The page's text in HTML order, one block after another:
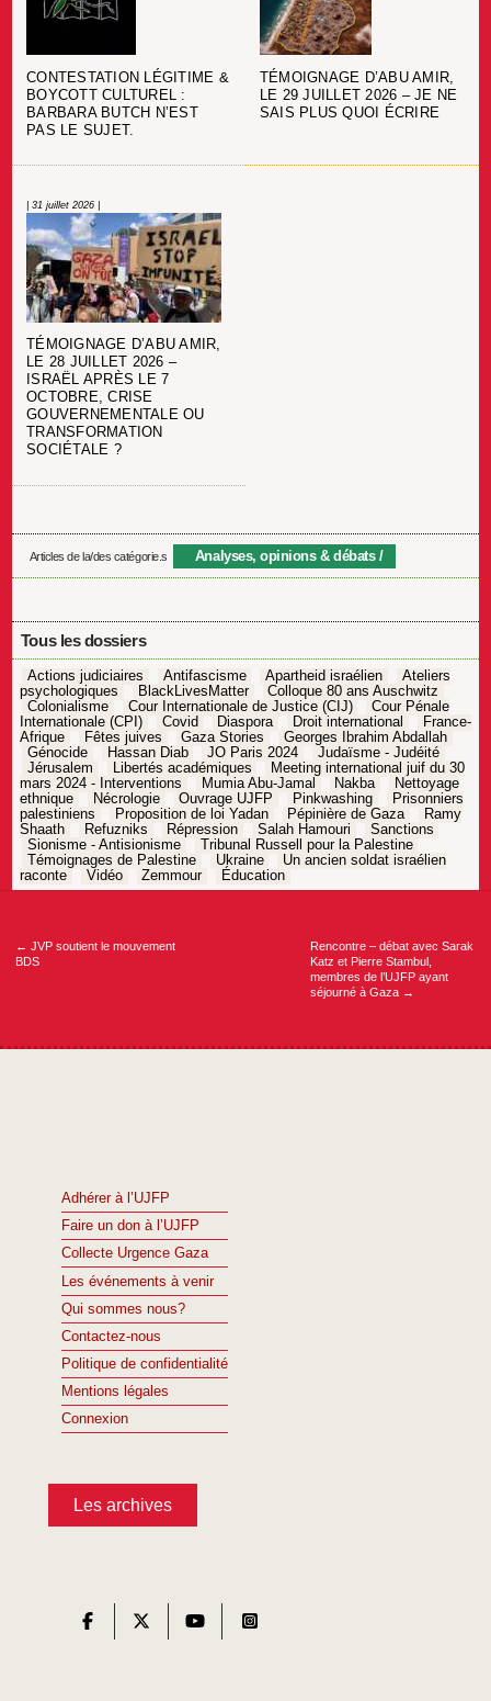
CONTESTATION LÉGITIME &
BOYCOTT CULTUREL :
BARBARA BUTCH N’EST
PAS LE SUJET.
TÉMOIGNAGE D’ABU AMIR,
LE 29 JUILLET 2026 – JE NE
SAIS PLUS QUOI ÉCRIRE
| 31 juillet 2026 |
TÉMOIGNAGE D’ABU AMIR,
LE 28 JUILLET 2026 –
ISRAËL APRÈS LE 7
OCTOBRE, CRISE
GOUVERNEMENTALE OU
TRANSFORMATION
SOCIÉTALE ?
Articles de la/des catégorie.s Analyses, opinions & débats
Tous les dossiers
Actions judiciaires Antifascisme Apartheid israélien
Ateliers
psychologiques
BlackLivesMatter
Colloque 80 ans Auschwitz
Colonialisme
Cour Internationale de Justice (CIJ)
Cour Pénale
Internationale (CPI)
Covid Diaspora Droit international
France-
Afrique
Fêtes juives Gaza Stories
Georges Ibrahim Abdallah
Génocide
Hassan Diab JO Paris 2024
Judaïsme - Judéité
Jérusalem
Libertés académiques
Meeting international juif du 30
mars 2024 - Interventions
Mumia Abu-Jamal Nakba
Nettoyage
ethnique
Nécrologie Ouvrage UJFP Pinkwashing
Prisonniers
palestiniens
Proposition de loi Yadan Pépinière de Gaza
Ramy
Shaath
Refuzniks Répression Salah Hamouri
Sanctions
Sionisme - Antisionisme
Tribunal Russell pour la Palestine
Témoignages de Palestine
Ukraine
Un ancien soldat israélien
raconte
Vidéo Zemmour Éducation
Navigation
← JVP soutient le mouvement
BDS
Rencontre – débat avec Sarak
Katz et Pierre Stambul,
membres de l’UJFP ayant
séjourné à Gaza →
Adhérer à l’UJFP
Faire un don à l’UJFP
Collecte Urgence Gaza
Les événements à venir
Qui sommes nous?
Contactez-nous
Politique de confidentialité
Mentions légales
Connexion
Les archives